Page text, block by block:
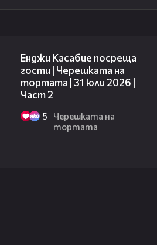
Енджи Касабие посреща
гости | Черешката на
тортата | 31 юли 2026 |
Част 2
5
Черешката на
тортата